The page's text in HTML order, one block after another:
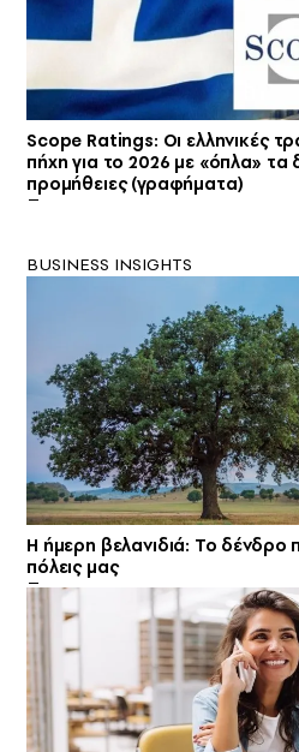
Scope Ratings: Οι ελληνικές
πήχη για το 2026 με «όπλα» τα
προμήθειες (γραφήματα)
BUSINESS INSIGHTS
Η ήμερη βελανιδιά: Το δένδρο
πόλεις μας